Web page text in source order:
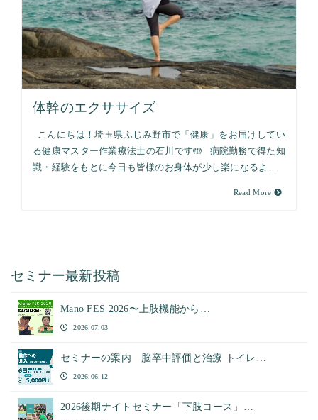
体幹のエクササイズ
こんにちは！埼玉県ふじみ野市で「健康」をお届けしてい
る健康マスター作業療法士の石川です🤲 病院勤務で得た知
識・経験をもとに今日も皆様のお身体が少し楽になるよ…
Read More
セミナー最新投稿
Mano FES 2026〜上肢機能から…
2026.07.03
セミナーの案内 脳卒中評価と治療 トイレ…
2026.06.12
2026後期ナイトセミナー「下肢コース」…